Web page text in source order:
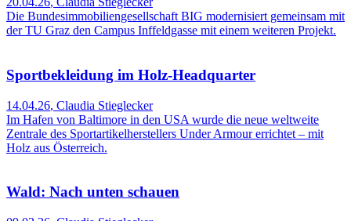
Die Bundesimmobiliengesellschaft BIG modernisiert gemeinsam mit
der TU Graz den Campus Inffeldgasse mit einem weiteren Projekt.
Sportbekleidung im Holz-Headquarter
14.04.26, Claudia Stieglecker
Im Hafen von Baltimore in den USA wurde die neue weltweite
Zentrale des Sportartikelherstellers Under Armour errichtet – mit
Holz aus Österreich.
Wald: Nach unten schauen